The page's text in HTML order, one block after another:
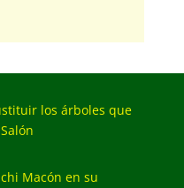
los árboles que
Macón en su